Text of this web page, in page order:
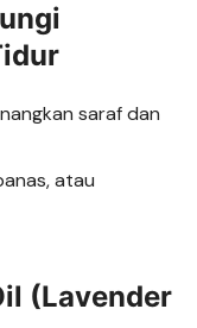
saraf dan
atau
(Lavender